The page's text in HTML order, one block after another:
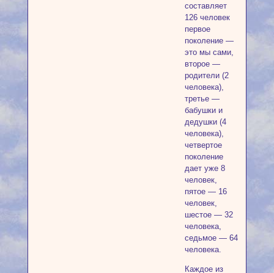
составляет
126 человек
первое
поколение —
это мы сами,
второе —
родители (2
человека),
третье —
бабушки и
дедушки (4
человека),
четвертое
поколение
дает уже 8
человек,
пятое — 16
человек,
шестое — 32
человека,
седьмое — 64
человека.
Каждое из